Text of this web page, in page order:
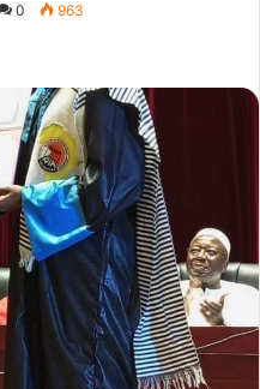
0 963